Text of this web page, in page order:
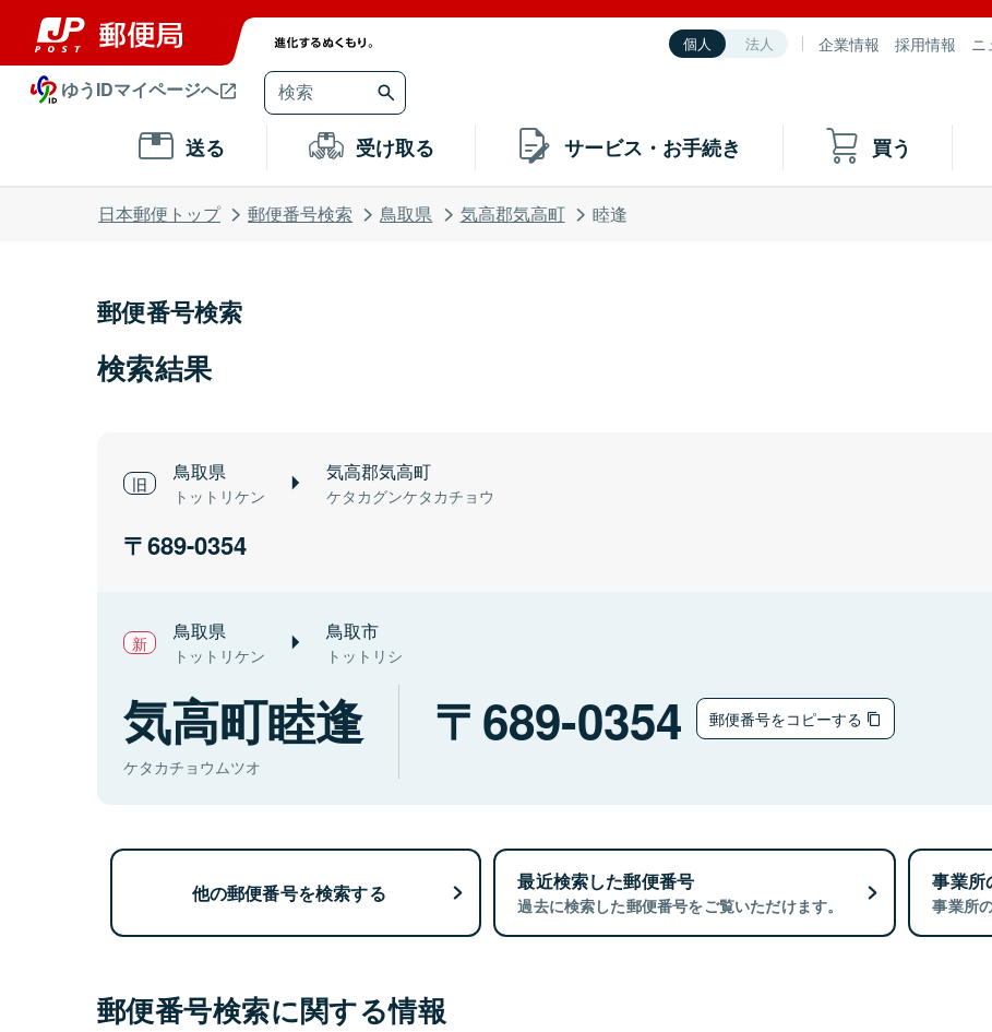
個人 法人 企業情報 採用情報 ニ
ゆうIDマイページへ
送る 受け取る サービス・お手続き 買う
日本郵便トップ 郵便番号検索 鳥取県 気高郡気高町 睦逢
郵便番号検索
検索結果
鳥取県
トットリケン
気高郡気高町
ケタカグンケタカチョウ
689-0354
鳥取県
トットリケン
鳥取市
トットリシ
気高町睦逢
ケタカチョウムツオ
689-0354 郵便番号をコピーする
他の郵便番号を検索する 最近検索した郵便番号
過去に検索した郵便番号をご覧いただけます。
事業所
事業所
郵便番号検索に関する情報